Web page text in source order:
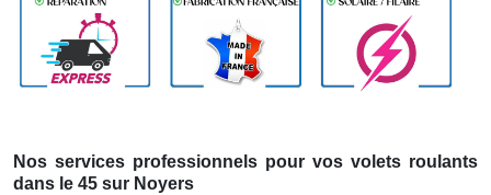
Nos services professionnels pour vos volets roulants
dans le 45 sur Noyers